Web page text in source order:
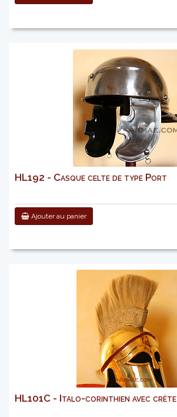
HL192 - Casque celte de type Port
Ajouter au panier
HL101C - Italo-corinthien avec crète